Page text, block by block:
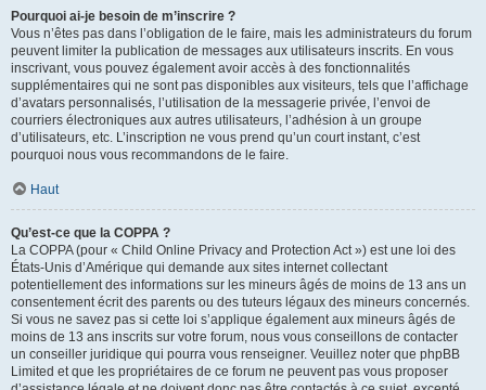
Pourquoi ai-je besoin de m’inscrire ?
Vous n’êtes pas dans l’obligation de le faire, mais les administrateurs du forum
peuvent limiter la publication de messages aux utilisateurs inscrits. En vous
inscrivant, vous pouvez également avoir accès à des fonctionnalités
supplémentaires qui ne sont pas disponibles aux visiteurs, tels que l’affichage
d’avatars personnalisés, l’utilisation de la messagerie privée, l’envoi de
courriers électroniques aux autres utilisateurs, l’adhésion à un groupe
d’utilisateurs, etc. L’inscription ne vous prend qu’un court instant, c’est
pourquoi nous vous recommandons de le faire.
Haut
Qu’est-ce que la COPPA ?
La COPPA (pour « Child Online Privacy and Protection Act ») est une loi des
États-Unis d’Amérique qui demande aux sites internet collectant
potentiellement des informations sur les mineurs âgés de moins de 13 ans un
consentement écrit des parents ou des tuteurs légaux des mineurs concernés.
Si vous ne savez pas si cette loi s’applique également aux mineurs âgés de
moins de 13 ans inscrits sur votre forum, nous vous conseillons de contacter
un conseiller juridique qui pourra vous renseigner. Veuillez noter que phpBB
Limited et que les propriétaires de ce forum ne peuvent pas vous proposer